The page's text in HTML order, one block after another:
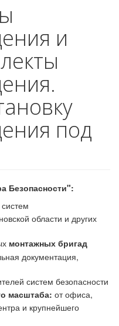
и
под
Безопасности":
области и других
монтажных бригад
документация,
систем безопасности
масштаба: от офиса,
и крупнейшего